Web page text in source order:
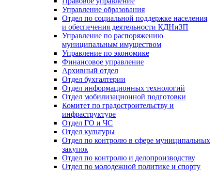
Управление образования
Отдел по социальной поддержке населения
и обеспечения деятельности КДНиЗП
Управление по распоряжению
муниципальным имуществом
Управление по экономике
Финансовое управление
Архивный отдел
Отдел бухгалтерии
Отдел информационных технологий
Отдел мобилизационной подготовки
Комитет по градостроительству и
инфраструктуре
Отдел ГО и ЧС
Отдел культуры
Отдел по контролю в сфере муниципальных
закупок
Отдел по контролю и делопроизводству
Отдел по молодежной политике и спорту